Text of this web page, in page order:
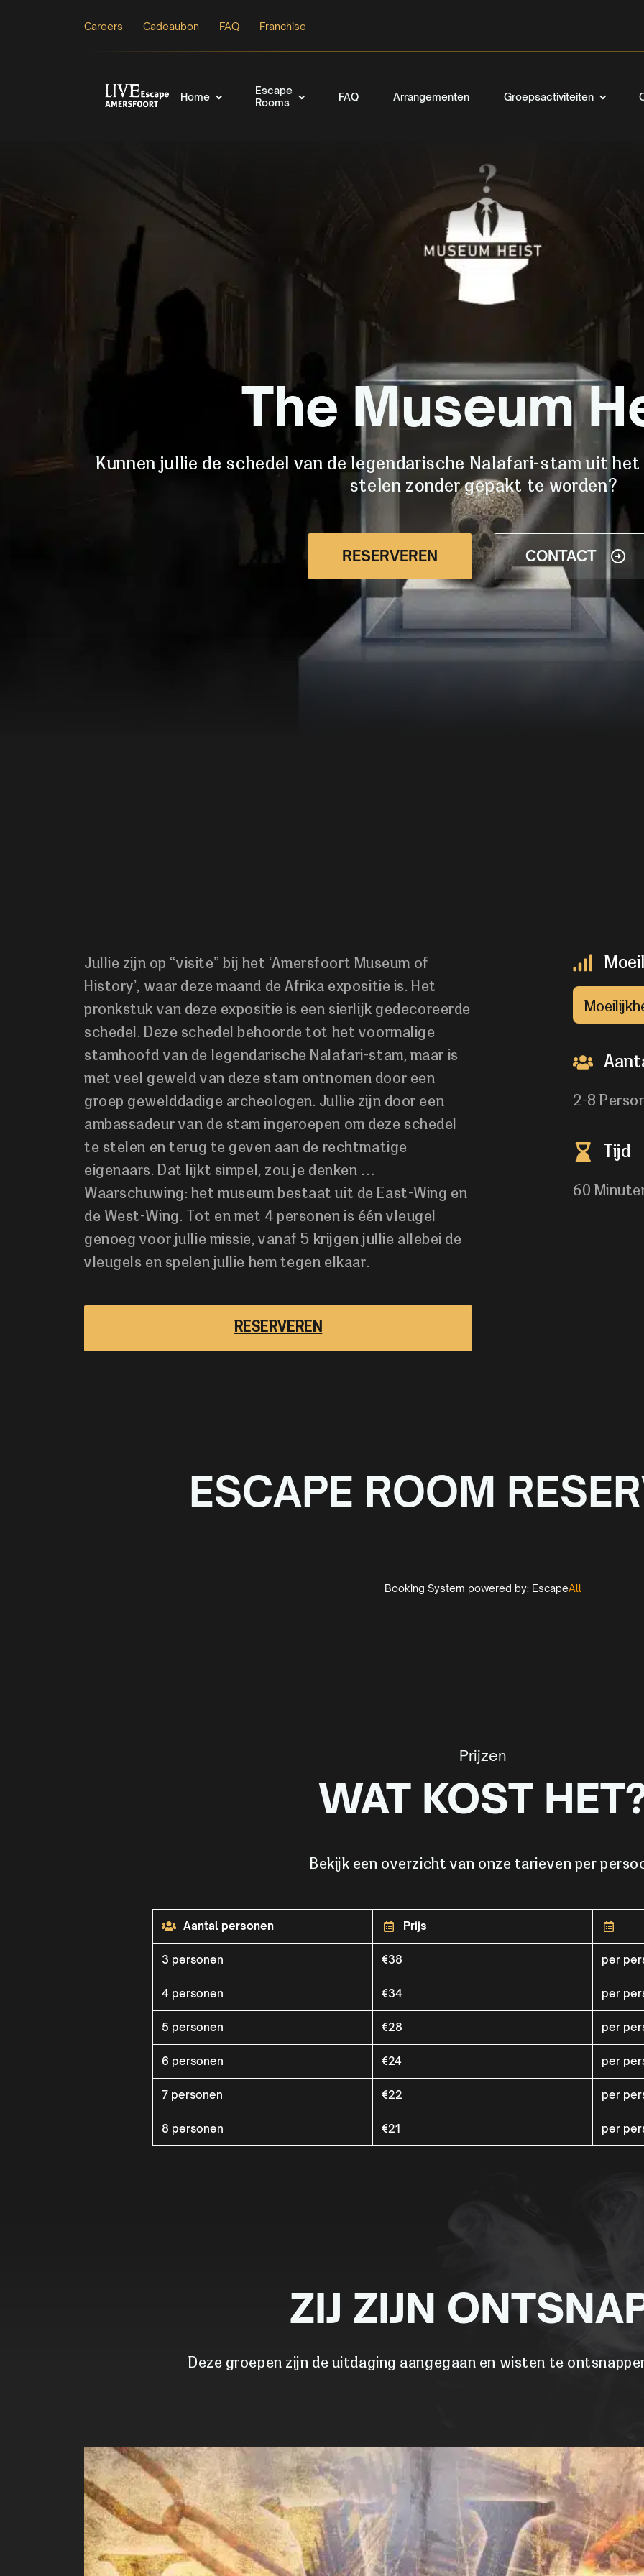
Careers Cadeaubon FAQ Franchise
Home
Escape
Rooms
FAQ Arrangementen Groepsactiviteiten
The Museum
Kunnen jullie de schedel van de legendarische Nalafari-stam uit
stelen zonder gepakt te worden?
RESERVEREN CONTACT
Jullie zijn op “visite” bij het ‘Amersfoort Museum of
History’, waar deze maand de Afrika expositie is. Het
pronkstuk van deze expositie is een sierlijk gedecoreerde
schedel. Deze schedel behoorde tot het voormalige
stamhoofd van de legendarische Nalafari-stam, maar is
met veel geweld van deze stam ontnomen door een
groep gewelddadige archeologen. Jullie zijn door een
ambassadeur van de stam ingeroepen om deze schedel
te stelen en terug te geven aan de rechtmatige
eigenaars. Dat lijkt simpel, zou je denken …
Waarschuwing: het museum bestaat uit de East-Wing en
de West-Wing. Tot en met 4 personen is één vleugel
genoeg voor jullie missie, vanaf 5 krijgen jullie allebei de
vleugels en spelen jullie hem tegen elkaar.
RESERVEREN
2-8
Tijd
60
ESCAPE ROOM
Booking System powered by: EscapeAll
Prijzen
WAT KOST
Bekijk een overzicht van onze tarieven per
Aantal personen Prijs
3 personen €38 per
4 personen €34 per
5 personen €28 per
6 personen €24 per
7 personen €22 per
8 personen €21 per
ZIJ ZIJN
Deze groepen zijn de uitdaging aangegaan en wisten te